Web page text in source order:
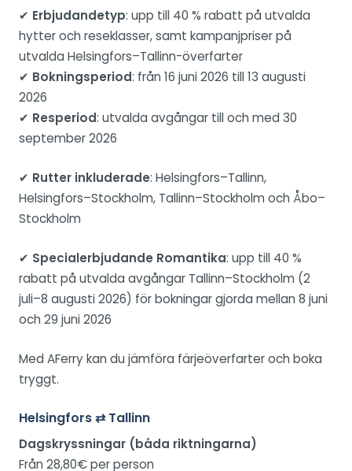
✔ Erbjudandetyp: upp till 40 % rabatt på utvalda
hytter och reseklasser, samt kampanjpriser på
utvalda Helsingfors–Tallinn-överfarter
✔ Bokningsperiod: från 16 juni 2026 till 13 augusti
2026
✔ Resperiod: utvalda avgångar till och med 30
september 2026
✔ Rutter inkluderade: Helsingfors–Tallinn,
Helsingfors–Stockholm, Tallinn–Stockholm och Åbo–
Stockholm
✔ Specialerbjudande Romantika: upp till 40 %
rabatt på utvalda avgångar Tallinn–Stockholm (2
juli–8 augusti 2026) för bokningar gjorda mellan 8 juni
och 29 juni 2026
Med AFerry kan du jämföra färjeöverfarter och boka
tryggt.
Helsingfors ⇄ Tallinn
Dagskryssningar (båda riktningarna)
Från 28,80€ per person